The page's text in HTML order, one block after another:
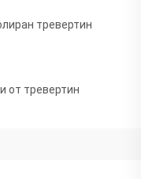
тревертин
от тревертин